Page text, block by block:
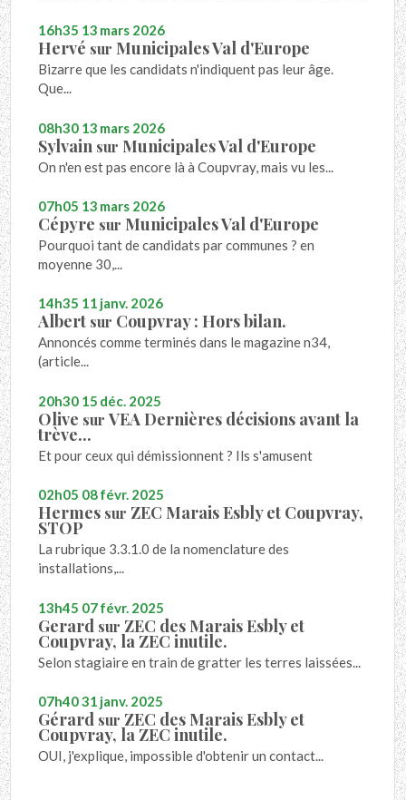
16h35 13 mars 2026
Hervé sur Municipales Val d'Europe
Bizarre que les candidats n'indiquent pas leur âge.
Que...
08h30 13 mars 2026
Sylvain sur Municipales Val d'Europe
On n'en est pas encore là à Coupvray, mais vu les...
07h05 13 mars 2026
Cépyre sur Municipales Val d'Europe
Pourquoi tant de candidats par communes ? en
moyenne 30,...
14h35 11 janv. 2026
Albert sur Coupvray : Hors bilan.
Annoncés comme terminés dans le magazine n34,
(article...
20h30 15 déc. 2025
Olive surVEA Dernières décisions avant la
trève...
Et pour ceux qui démissionnent ? Ils s'amusent
02h05 08févr. 2025
Hermes sur ZEC Marais Esbly et Coupvray,
STOP
La rubrique 3.3.1.0 de la nomenclature des
installations,...
13h45 07févr. 2025
Gerard sur ZEC des Marais Esbly et
Coupvray, la ZEC inutile.
Selon stagiaire en train de gratter les terres laissées...
07h4031 janv. 2025
Gérard sur ZEC des Marais Esbly et
Coupvray, la ZEC inutile.
OUI, j'explique, impossible d'obtenir un contact...